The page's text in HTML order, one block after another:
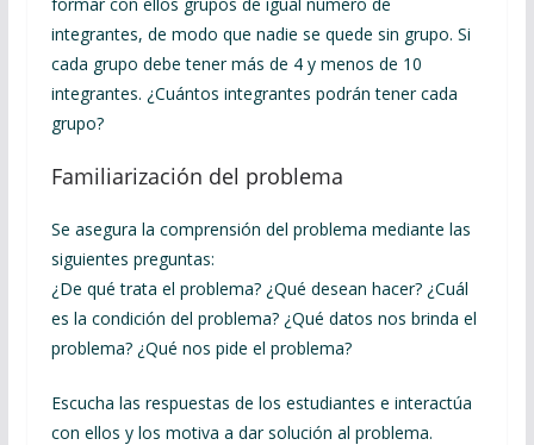
integrantes, de modo que nadie se quede sin grupo. Si
cada grupo debe tener más de 4 y menos de 10
integrantes. ¿Cuántos integrantes podrán tener cada
grupo?
Familiarización del problema
Se asegura la comprensión del problema mediante las
siguientes preguntas:
¿De qué trata el problema? ¿Qué desean hacer? ¿Cuál
es la condición del problema? ¿Qué datos nos brinda el
problema? ¿Qué nos pide el problema?
Escucha las respuestas de los estudiantes e interactúa
con ellos y los motiva a dar solución al problema.